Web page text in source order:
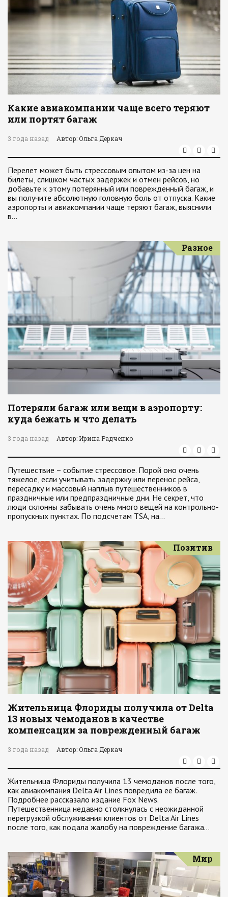
Какие авиакомпании чаще всего теряют
или портят багаж
3 года назад Автор: Ольга Деркач
Перелет может быть стрессовым опытом из-за цен на
билеты, слишком частых задержек и отмен рейсов, но
добавьте к этому потерянный или поврежденный багаж, и
вы получите абсолютную головную боль от отпуска. Какие
аэропорты и авиакомпании чаще теряют багаж, выяснили
в…
Разное
Потеряли багаж или вещи в аэропорту:
куда бежать и что делать
3 года назад Автор: Ирина Радченко
Путешествие – событие стрессовое. Порой оно очень
тяжелое, если учитывать задержку или перенос рейса,
пересадку и массовый наплыв путешественников в
праздничные или предпраздничные дни. Не секрет, что
люди склонны забывать очень много вещей на контрольно-
пропускных пунктах. По подсчетам TSA, на…
Позитив
Жительница Флориды получила от Delta
13 новых чемоданов в качестве
компенсации за поврежденный багаж
3 года назад Автор: Ольга Деркач
Жительница Флориды получила 13 чемоданов после того,
как авиакомпания Delta Air Lines повредила ее багаж.
Подробнее рассказало издание Fox News.
Путешественница недавно столкнулась с неожиданной
перегрузкой обслуживания клиентов от Delta Air Lines
после того, как подала жалобу на повреждение багажа…
Мир